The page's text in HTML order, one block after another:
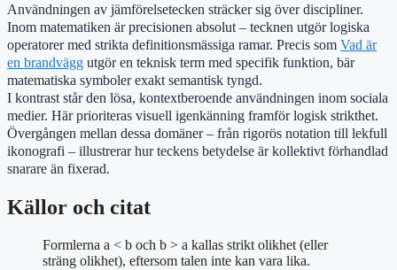
Användningen av jämförelsetecken sträcker sig över discipliner.
Inom matematiken är precisionen absolut – tecknen utgör logiska
operatorer med strikta definitionsmässiga ramar. Precis som Vad är
en brandvägg utgör en teknisk term med specifik funktion, bär
matematiska symboler exakt semantisk tyngd.
I kontrast står den lösa, kontextberoende användningen inom sociala
medier. Här prioriteras visuell igenkänning framför logisk strikthet.
Övergången mellan dessa domäner – från rigorös notation till lekfull
ikonografi – illustrerar hur teckens betydelse är kollektivt förhandlad
snarare än fixerad.
Källor och citat
Formlerna a < b och b > a kallas strikt olikhet (eller
sträng olikhet), eftersom talen inte kan vara lika.